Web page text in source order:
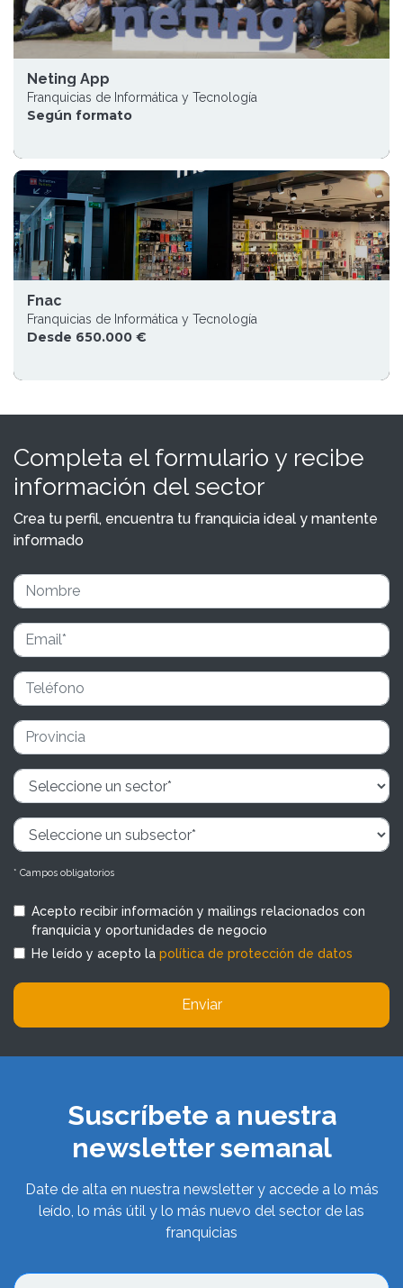
Neting App
Franquicias de Informática y Tecnología
Según formato
Fnac
Franquicias de Informática y Tecnología
Desde 650.000 €
Completa el formulario y recibe
información del sector
Crea tu perfil, encuentra tu franquicia ideal y mantente
informado
* Campos obligatorios
Acepto recibir información y mailings relacionados con
franquicia y oportunidades de negocio
He leído y acepto la política de protección de datos
Enviar
Suscríbete a nuestra
newsletter semanal
Date de alta en nuestra newsletter y accede a lo más
leído, lo más útil y lo más nuevo del sector de las
franquicias